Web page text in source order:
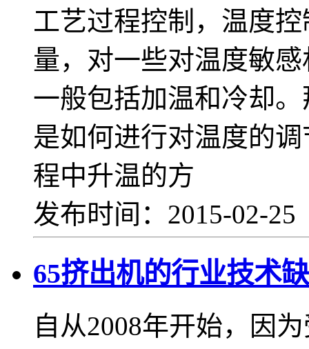
工艺过程控制，温度
量，对一些对温度敏
一般包括加温和冷却
是如何进行对温度的
程中升温的方
发布时间：2015-02-
65挤出机的行业技术
自从2008年开始，因